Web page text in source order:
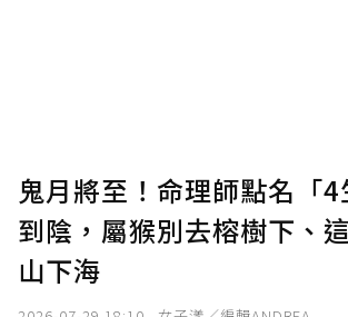
確
鬼月將至！命理師點名「
到陰，屬猴別去榕樹下、
山下海